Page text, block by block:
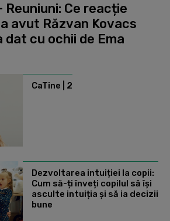
Reuniuni: Ce reacție
avut Răzvan Kovacs
dat cu ochii de Ema
CaTine | 2
Dezvoltarea intuiției la copii:
Cum să-ți înveți copilul să își
asculte intuiția și să ia decizii
bune